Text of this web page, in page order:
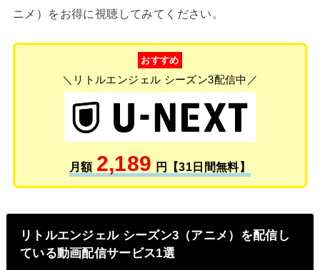
ニメ）をお得に視聴してみてください。
おすすめ
＼リトルエンジェル シーズン3配信中／
月額 2,189 円【31日間無料】
リトルエンジェル シーズン3（アニメ）を配信し
ている動画配信サービス1選